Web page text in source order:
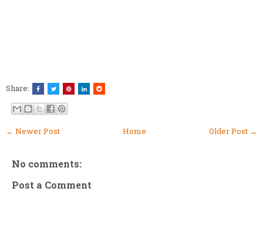
Share:
← Newer Post Older Post →
Home
No comments:
Post a Comment